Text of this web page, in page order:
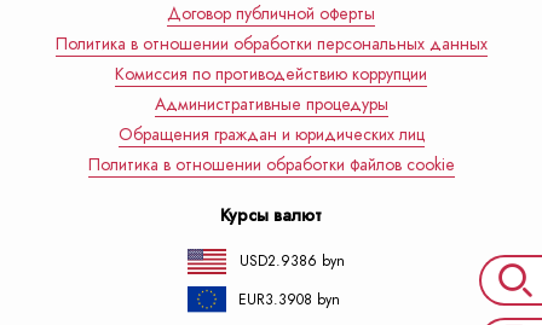
Договор публичной оферты
Политика в отношении обработки персональных данных
Комиссия по противодействию коррупции
Административные процедуры
Обращения граждан и юридических лиц
Политика в отношении обработки файлов cookie
Курсы валют
USD2.9386 byn
EUR3.3908 byn